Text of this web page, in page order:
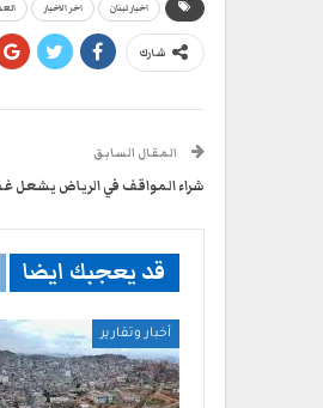
اخبار لبنان اخر الاخبار
شارك
المقال السابق
شراء المواقف في الرياض يشعل
قد يعجبك ايضا
أخبار وتقارير